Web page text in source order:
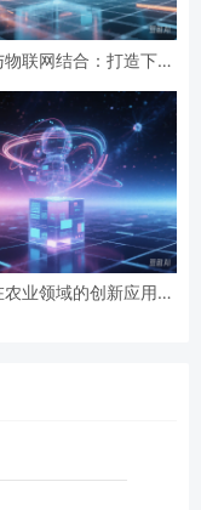
联网结合：打造下一
业领域的创新应用与